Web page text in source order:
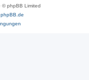
© phpBB Limited
phpBB.de